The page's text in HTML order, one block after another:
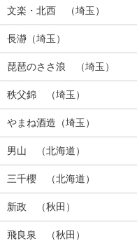
文楽・北西 （埼玉）
長瀞（埼玉）
琵琶のささ浪 （埼玉）
秩父錦 （埼玉）
やまね酒造（埼玉）
男山 （北海道）
三千櫻 （北海道）
新政 （秋田）
飛良泉 （秋田）